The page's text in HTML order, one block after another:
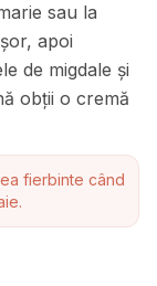
sau la
apoi
de migdale și
obții o cremă
fierbinte când